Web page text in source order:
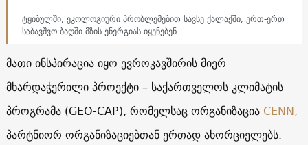
ტყიბულში, ეკოლოგიური პრობლემებით სავსე ქალაქში, ერთ-ერთ
საბავშვო ბაღში მზის ენერგიას იყენებენ
მათი ინსპირაცია იყო ევროკავშირის მიერ
მხარდაჭერილი პროექტი – საქართველოს კლიმატის
პროგრამა (GEO-CAP), რომელსაც ორგანიზაცია CENN,
პარტნიორ ორგანიზაციებთან ერთად ახორციელებს.